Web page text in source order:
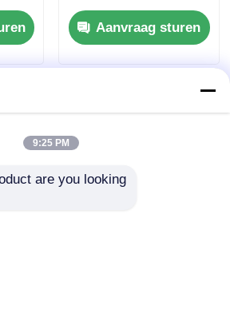
/
Veiligheidsversie Alle
roestvrij staal
Aanvraag sturen
9:25 PM
are you looking